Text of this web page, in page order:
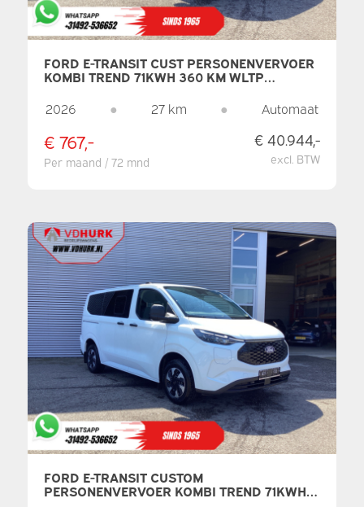
FORD E-TRANSIT CUST PERSONENVERVOER
KOMBI TREND 71KWH 360 KM WLTP
STUURVERW./ CARPLAY/ 9 P/ 9 PERSOONS/
CLIMATE/ CAMERA/ PDC/ CRUISE
2026 ● 27 km ● Automaat
€ 767,-
Per maand / 72 mnd
€ 40.944,-
excl. BTW
FORD E-TRANSIT CUSTOM
PERSONENVERVOER KOMBI TREND 71KWH